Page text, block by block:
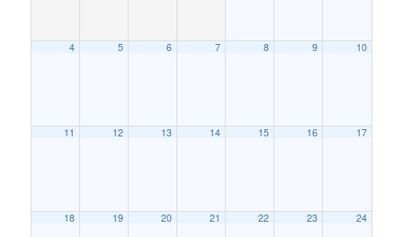
4 5 6 7 8 9 10
11 12 13 14 15 16 17
18 19 20 21 22 23 24